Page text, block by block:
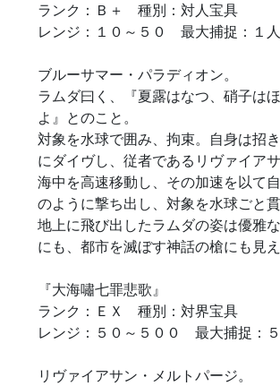
ランク：Ｂ＋　種別：対人宝具
レンジ：１０～５０　最大捕捉：１人
ブルーサマー・パラディオン。
ラムダ曰く、『夏露はなつ、硝子は
よ』とのこと。
対象を水球で囲み、拘束。自身は招
にダイヴし、従者であるリヴァイア
海中を高速移動し、その加速を以て
のように撃ち出し、対象を水球ごと貫
地上に飛び出したラムダの姿は優雅
にも、都市を滅ぼす神話の槍にも見え
『大海嘯七罪悲歌』
ランク：ＥＸ　種別：対界宝具
レンジ：５０～５００　最大捕捉：
リヴァイアサン・メルトパージ。